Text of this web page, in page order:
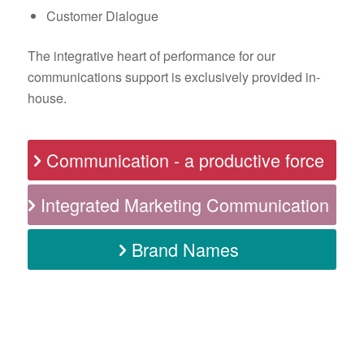
Customer Dialogue
The integrative heart of performance for our
communications support is exclusively provided in-
house.
Communication - a productive force
Integrated Marketing Communication
Brand Names